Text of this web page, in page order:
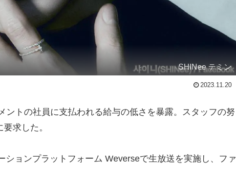
SHINee テミン
2023.11.20
ントの社員に支払われる給与の低さを暴露。スタッフの努
求した。
ションプラットフォーム Weverseで生放送を実施し、ファ